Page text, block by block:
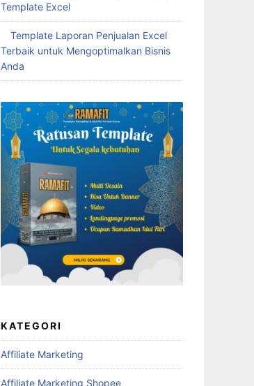
Template Excel
Template Laporan Penjualan Excel
Terbaik untuk Mengoptimalkan Bisnis
Anda
KATEGORI
Affiliate Marketing
Affiliate Marketing Shopee